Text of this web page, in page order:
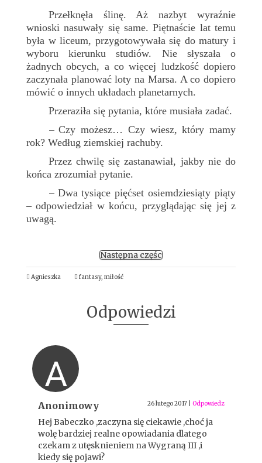
Przełknęła ślinę. Aż nazbyt wyraźnie
wnioski nasuwały się same. Piętnaście lat temu
była w liceum, przygotowywała się do matury i
wyboru kierunku studiów. Nie słyszała o
żadnych obcych, a co więcej ludzkość dopiero
zaczynała planować loty na Marsa. A co dopiero
mówić o innych układach planetarnych.
Przeraziła się pytania, które musiała zadać.
–Czy możesz… Czy wiesz, który mamy
rok? Według ziemskiej rachuby.
Przez chwilę się zastanawiał, jakby nie do
końca zrozumiał pytanie.
– Dwa tysiące pięćset osiemdziesiąty piąty
– odpowiedział w końcu, przyglądając się jej z
uwagą.
Następna częśc
Agnieszka fantasy, miłość
Odpowiedzi
A
Anonimowy 26 lutego 2017 Odpowiedz
Hej Babeczko ,zaczyna się ciekawie ,choć ja
wolę bardziej realne opowiadania dlatego
czekam z utęsknieniem na Wygraną III ,i
kiedy się pojawi?